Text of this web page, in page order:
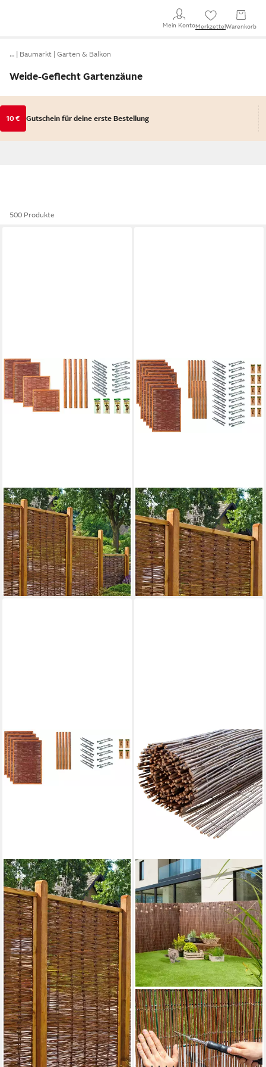
Mein KontoMerkzettel Warenkorb
… Baumarkt Garten & Balkon
Weide-Geflecht Gartenzäune
10 € Gutschein für deine erste Bestellung
500 Produkte
TETZNER & JENTZSCH
Weidenzaun Fresno 1, (Set), 4
Elemente, LxH: 525x180 cm
549,99 € UVP658,77 €
-17%
lieferbar in 2 Wochen
TETZNER & JENTZSCH
Weidenzaun Fresno 8, (Set),
10 Elemente, LxH: 1299x180
cm
1.261,99 € UVP1.646,47 €
-23%
lieferbar in 2 Wochen
TETZNER & JENTZSCH
Weidenzaun Fresno 2, (Set),
4 Elemente, LxH: 525x180
cm
579,99 €
UVP698,77 €
-17%
lieferbar in 2 Wochen
WINDHAGER
Sichtschutzzaunmatten
Nagoya für Garten, Balkon
und Terrasse aus
Bambusvollrohr, (1-St), Sicht-